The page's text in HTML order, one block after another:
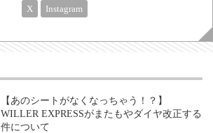
X Instagram
【あのシートがなくなっちゃう！？】
WILLER EXPRESSがまたもやダイヤ改正する
件について